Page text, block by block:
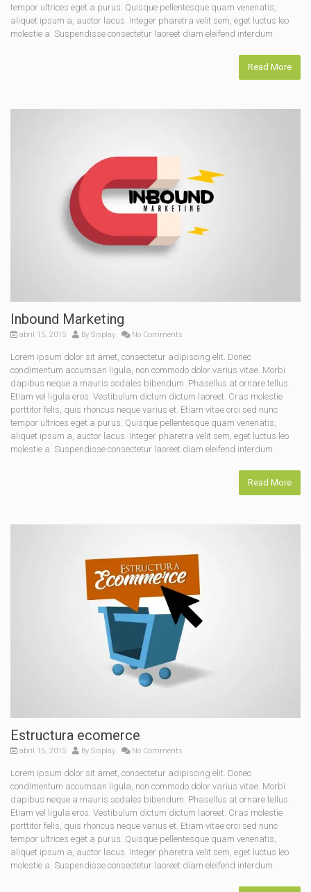
tempor ultrices eget a purus. Quisque pellentesque quam venenatis,
aliquet ipsum a, auctor lacus. Integer pharetra velit sem, eget luctus leo
molestie a. Suspendisse consectetur laoreet diam eleifend interdum.
Read More
Inbound Marketing
abril 15, 2015 By Sisplay No Comments
Lorem ipsum dolor sit amet, consectetur adipiscing elit. Donec
condimentum accumsan ligula, non commodo dolor varius vitae. Morbi
dapibus neque a mauris sodales bibendum. Phasellus at ornare tellus.
Etiam vel ligula eros. Vestibulum dictum dictum laoreet. Cras molestie
porttitor felis, quis rhoncus neque varius et. Etiam vitae orci sed nunc
tempor ultrices eget a purus. Quisque pellentesque quam venenatis,
aliquet ipsum a, auctor lacus. Integer pharetra velit sem, eget luctus leo
molestie a. Suspendisse consectetur laoreet diam eleifend interdum.
Read More
Estructura ecomerce
abril 15, 2015 By Sisplay No Comments
Lorem ipsum dolor sit amet, consectetur adipiscing elit. Donec
condimentum accumsan ligula, non commodo dolor varius vitae. Morbi
dapibus neque a mauris sodales bibendum. Phasellus at ornare tellus.
Etiam vel ligula eros. Vestibulum dictum dictum laoreet. Cras molestie
porttitor felis, quis rhoncus neque varius et. Etiam vitae orci sed nunc
tempor ultrices eget a purus. Quisque pellentesque quam venenatis,
aliquet ipsum a, auctor lacus. Integer pharetra velit sem, eget luctus leo
molestie a. Suspendisse consectetur laoreet diam eleifend interdum.